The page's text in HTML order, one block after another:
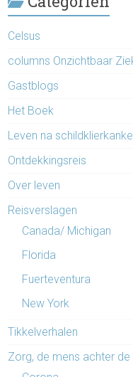
Celsus
columns Onzichtbaar
Gastblogs
Het Boek
Leven na
Ontdekkingsreis
Over leven
Reisverslagen
Canada/ Michigan
Florida
Fuerteventura
New York
Tikkelverhalen
Zorg, de mens achter